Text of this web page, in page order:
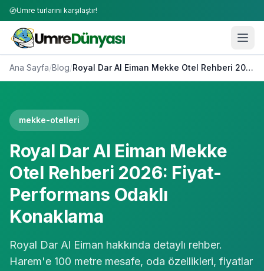
Umre turlarını karşılaştır!
Ana Sayfa/Blog/ Royal Dar Al Eiman Mekke Otel Rehberi 2026: Fiyat-Performans Odaklı Konaklama
mekke-otelleri
Royal Dar Al Eiman Mekke
Otel Rehberi 2026: Fiyat-
Performans Odaklı
Konaklama
Royal Dar Al Eiman hakkında detaylı rehber.
Harem'e 100 metre mesafe, oda özellikleri, fiyatlar